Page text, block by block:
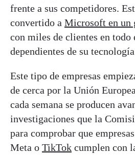
frente a sus competidores.
convertido a Microsoft en un
con miles de clientes en todo
dependientes de su
Este tipo de empresas
de cerca por la Unión
cada semana se producen
investigaciones que la
para comprobar que
Meta o TikTok cumplen con